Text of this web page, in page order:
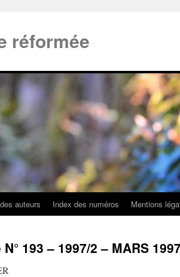
réformée
auteurs Index des numéros Mentions
193 – 1997/2 – MARS